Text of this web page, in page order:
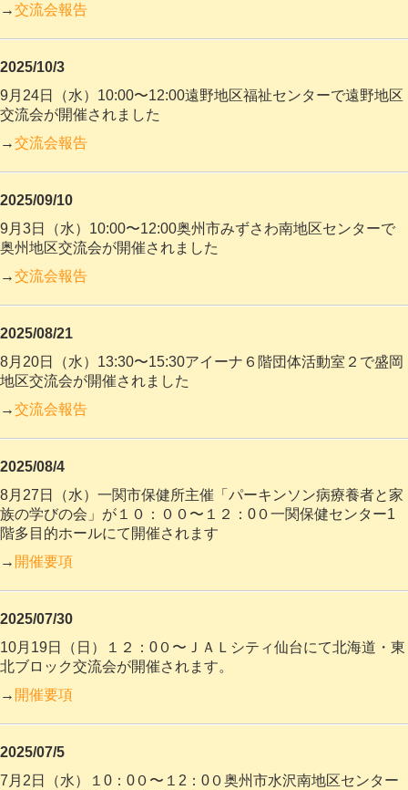
→交流会報告
2025/10/3
9月24日（水）10:00〜12:00遠野地区福祉センターで遠野地区
交流会が開催されました
→交流会報告
2025/09/10
9月3日（水）10:00〜12:00奥州市みずさわ南地区センターで
奥州地区交流会が開催されました
→交流会報告
2025/08/21
8月20日（水）13:30〜15:30アイーナ６階団体活動室２で盛岡
地区交流会が開催されました
→交流会報告
2025/08/4
8月27日（水）一関市保健所主催「パーキンソン病療養者と家
族の学びの会」が１０：００〜１２：0０一関保健センター1
階多目的ホールにて開催されます
→ 開催要項
2025/07/30
10月19日（日）１２：0０〜ＪＡＬシティ仙台にて北海道・東
北ブロック交流会が開催されます。
→ 開催要項
2025/07/5
7月2日（水）１0：0０〜１2：0０奥州市水沢南地区センター